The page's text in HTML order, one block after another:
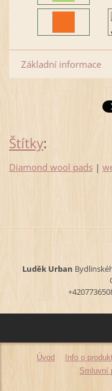
Základní informace
Štítky:
Diamond wool pads |
Luděk Urban
Úvod Info o
Smluvní